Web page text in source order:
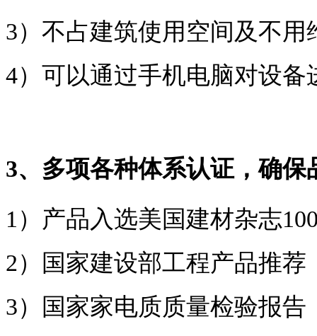
3）不占建筑使用空间及不
4）可以通过手机电脑对设备
3、多项各种体系认证，确保
1）产品入选美国建材杂志
2）国家建设部工程产品推荐
3）国家家电质质量检验报告